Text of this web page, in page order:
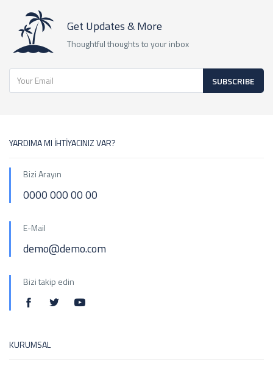
Get Updates & More
Thoughtful thoughts to your inbox
SUBSCRIBE
YARDIMA MI İHTİYACINIZ VAR?
Bizi Arayın
0000 000 00 00
E-Mail
demo@demo.com
Bizi takip edin
KURUMSAL